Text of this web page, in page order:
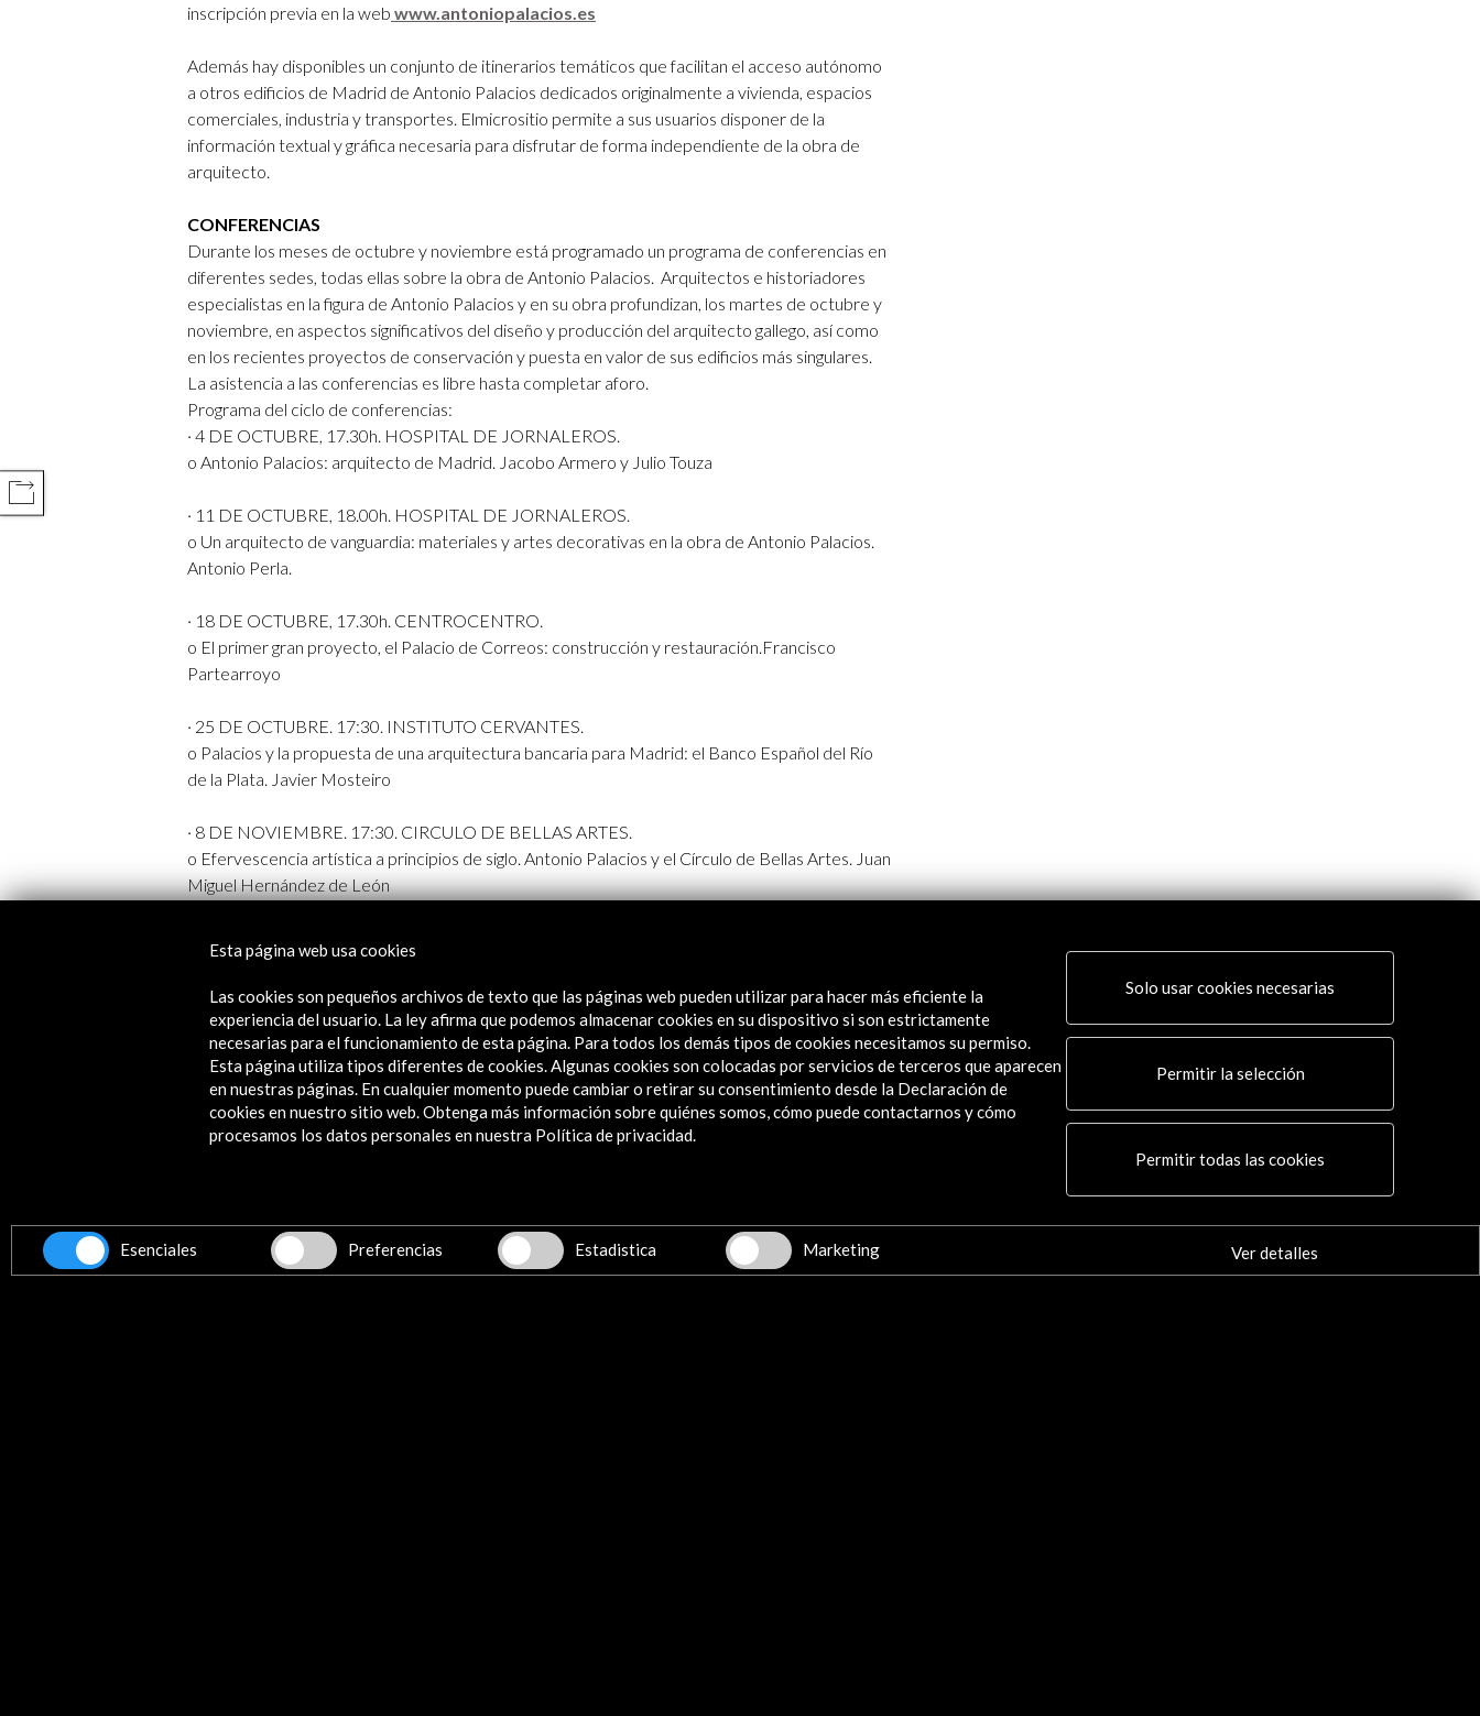
inscripción previa en la web www.antoniopalacios.es
Además hay disponibles un conjunto de itinerarios temáticos que facilitan el acceso autónomo
a otros edificios de Madrid de Antonio Palacios dedicados originalmente a vivienda, espacios
comerciales, industria y transportes. Elmicrositio permite a sus usuarios disponer de la
información textual y gráfica necesaria para disfrutar de forma independiente de la obra de
arquitecto.
CONFERENCIAS
Durante los meses de octubre y noviembre está programado un programa de conferencias en
diferentes sedes, todas ellas sobre la obra de Antonio Palacios. Arquitectos e historiadores
especialistas en la figura de Antonio Palacios y en su obra profundizan, los martes de octubre y
noviembre, en aspectos significativos del diseño y producción del arquitecto gallego, así como
en los recientes proyectos de conservación y puesta en valor de sus edificios más singulares.
La asistencia a las conferencias es libre hasta completar aforo.
Programa del ciclo de conferencias:
· 4 DE OCTUBRE, 17.30h. HOSPITAL DE JORNALEROS.
o Antonio Palacios: arquitecto de Madrid. Jacobo Armero y Julio Touza
· 11 DE OCTUBRE, 18.00h. HOSPITAL DE JORNALEROS.
o Un arquitecto de vanguardia: materiales y artes decorativas en la obra de Antonio Palacios.
Antonio Perla.
· 18 DE OCTUBRE, 17.30h. CENTROCENTRO.
o El primer gran proyecto, el Palacio de Correos: construcción y restauración.Francisco
Partearroyo
· 25 DE OCTUBRE. 17:30. INSTITUTO CERVANTES.
o Palacios y la propuesta de una arquitectura bancaria para Madrid: el Banco Español del Río
de la Plata. Javier Mosteiro
· 8 DE NOVIEMBRE. 17:30. CIRCULO DE BELLAS ARTES.
o Efervescencia artística a principios de siglo. Antonio Palacios y el Círculo de Bellas Artes. Juan
Miguel Hernández de León
o La vivienda del nuevo siglo. Palacios y la arquitectura doméstica. Miguel Ángel Baldellou
· 22 DE NOVIEMBRE. 17:00 ALCALÁ 31.
o Esperando el metropolitano. Palacios y la construcción del metro de Madrid. Miguel Lasso
de la Vega y Susana Olivares.
· 29 DE NOVIEMBRE. 17:00.HOSPITAL DE JORNALEROS.
o El Hospital de Jornaleros: Proyectos de construcción y restauración. Andrés Perea
Enlaces de Interés
Esta página web usa cookies
Las cookies son pequeños archivos de texto que las páginas web pueden utilizar para hacer más eficiente la
experiencia del usuario. La ley afirma que podemos almacenar cookies en su dispositivo si son estrictamente
necesarias para el funcionamiento de esta página. Para todos los demás tipos de cookies necesitamos su permiso.
Esta página utiliza tipos diferentes de cookies. Algunas cookies son colocadas por servicios de terceros que aparecen
en nuestras páginas. En cualquier momento puede cambiar o retirar su consentimiento desde la Declaración de
cookies en nuestro sitio web. Obtenga más información sobre quiénes somos, cómo puede contactarnos y cómo
procesamos los datos personales en nuestra Política de privacidad.
Solo usar cookies necesarias
Permitir la selección
Permitir todas las cookies
Esenciales Preferencias Estadistica Marketing Ver detalles